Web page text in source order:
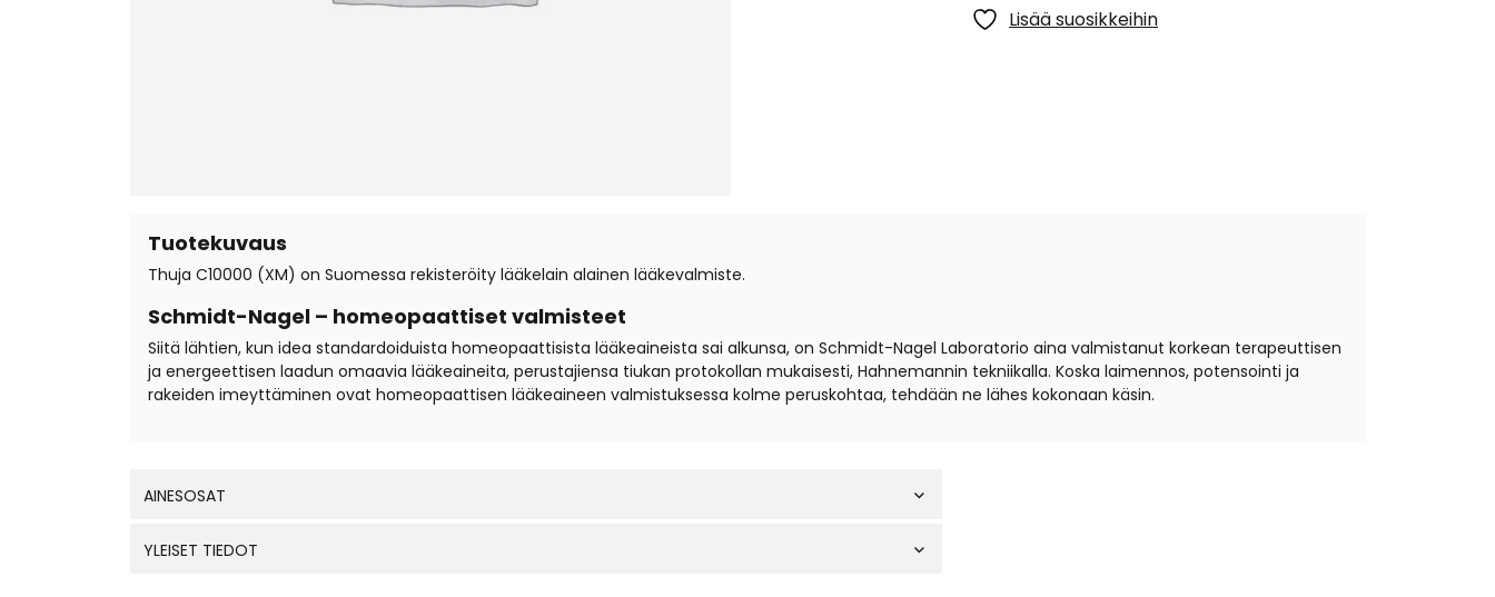
Lisää suosikkeihin
Tuotekuvaus
Thuja C10000 (XM) on Suomessa rekisteröity lääkelain alainen lääkevalmiste.
Schmidt-Nagel – homeopaattiset valmisteet
Siitä lähtien, kun idea standardoiduista homeopaattisista lääkeaineista sai alkunsa, on Schmidt-Nagel Laboratorio aina valmistanut korkean terapeuttisen
ja energeettisen laadun omaavia lääkeaineita, perustajiensa tiukan protokollan mukaisesti, Hahnemannin tekniikalla. Koska laimennos, potensointi ja
rakeiden imeyttäminen ovat homeopaattisen lääkeaineen valmistuksessa kolme peruskohtaa, tehdään ne lähes kokonaan käsin.
AINESOSAT
YLEISET TIEDOT